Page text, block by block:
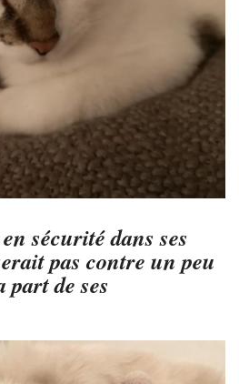
sécurité dans ses
pas contre un peu
part de ses